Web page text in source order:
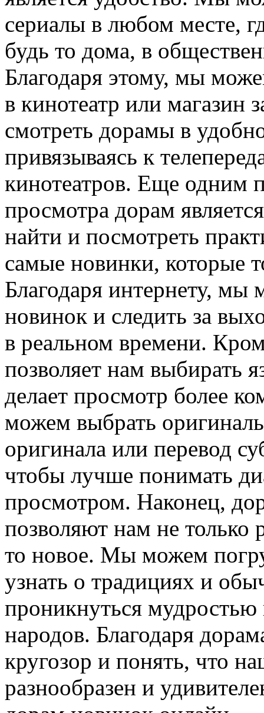
сериалы в любом месте,
будь то дома, в
Благодаря этому, мы
в кинотеатр или магазин
смотреть дорамы в
привязываясь к
кинотеатров. Еще одним
просмотра дорам
найти и посмотреть
самые новинки, которые
Благодаря интернету, мы
новинок и следить за
в реальном времени.
позволяет нам выбирать
делает просмотр более
можем выбрать
оригинала или перевод
чтобы лучше понимать
просмотром. Наконец,
позволяют нам не только
то новое. Мы можем
узнать о традициях и
проникнуться
народов. Благодаря
кругозор и понять, что
разнообразен и